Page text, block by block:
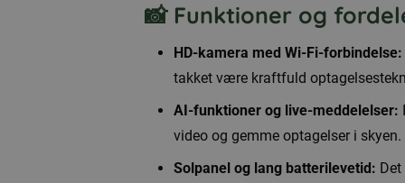
📸 Funktioner og
HD-kamera med Wi-Fi-forbindelse:
takket være kraftfuld
AI-funktioner og live-meddelelser:
video og gemme optagelser i skyen.
Solpanel og lang batterilevetid: